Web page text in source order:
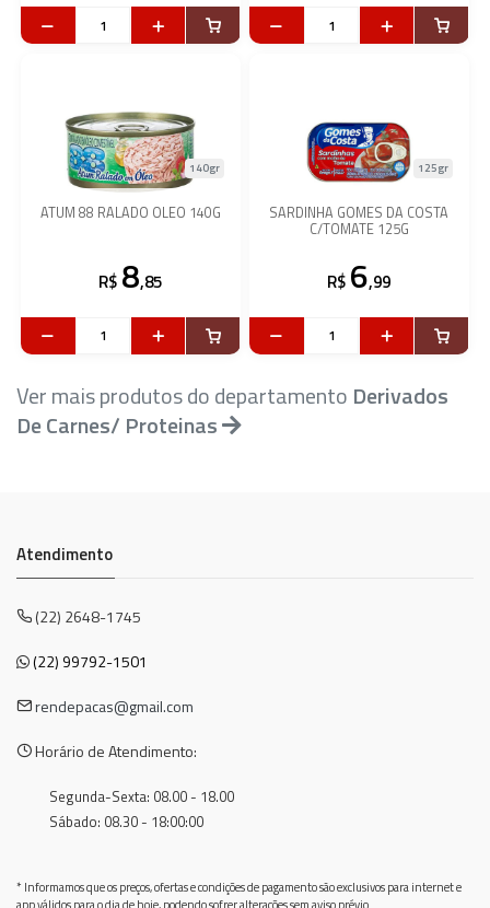
ATUM 88 RALADO OLEO 140G
140gr
R$ 8,85
SARDINHA GOMES DA COSTA
C/TOMATE 125G
125gr
R$ 6,99
Ver mais produtos do departamento Derivados
De Carnes/ Proteinas
Atendimento
(22) 2648-1745
(22) 99792-1501
rendepacas@gmail.com
Horário de Atendimento:
Segunda-Sexta: 08.00 - 18.00
Sábado: 08.30 - 18:00:00
* Informamos que os preços, ofertas e condições de pagamento são exclusivos para internet e